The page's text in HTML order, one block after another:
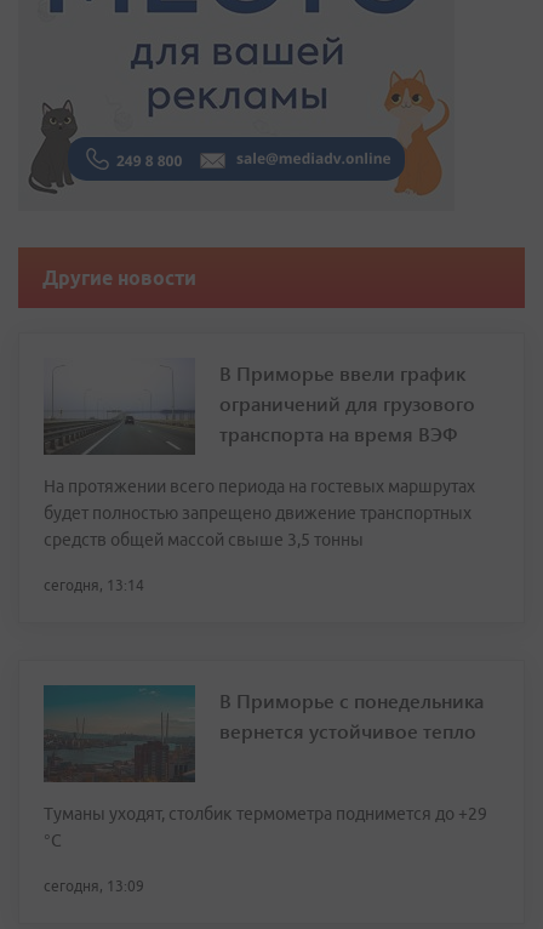
Другие новости
В Приморье ввели график
ограничений для грузового
транспорта на время ВЭФ
На протяжении всего периода на гостевых маршрутах
будет полностью запрещено движение транспортных
средств общей массой свыше 3,5 тонны
сегодня, 13:14
В Приморье с понедельника
вернется устойчивое тепло
Туманы уходят, столбик термометра поднимется до +29
°С
сегодня, 13:09